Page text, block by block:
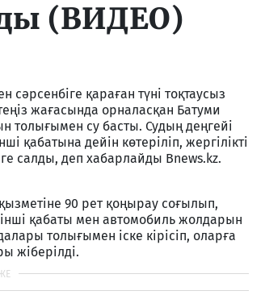
(ВИДЕО)
сәрсенбіге қараған түні тоқтаусыз
жағасында орналасқан Батуми
толығымен су басты. Судың деңгейі
қабатына дейін көтеріліп, жергілікті
салды, деп хабарлайды Bnews.kz.
90 рет қоңырау соғылып,
қабаты мен автомобиль жолдарын
толығымен іске кірісіп, оларға
жіберілді.